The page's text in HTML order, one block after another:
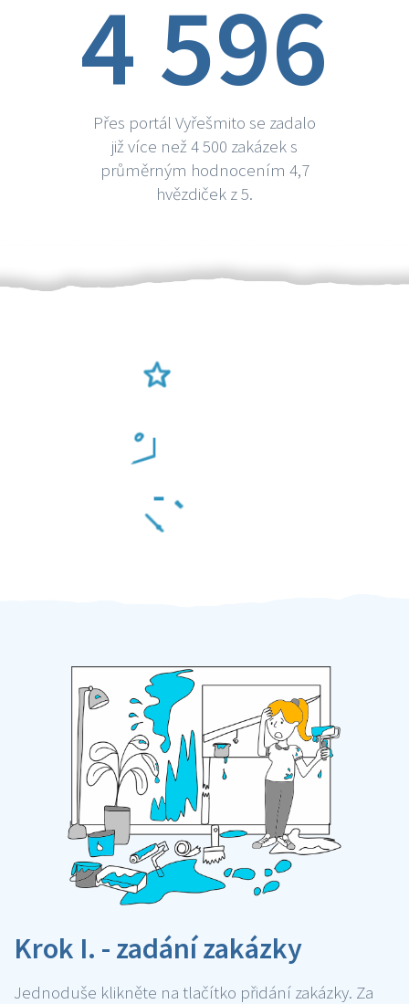
4 596
Přes portál Vyřešmito se zadalo
již více než 4 500 zakázek s
průměrným hodnocením 4,7
hvězdiček z 5.
Krok I. - zadání zakázky
Jednoduše klikněte na tlačítko přidání zakázky. Za